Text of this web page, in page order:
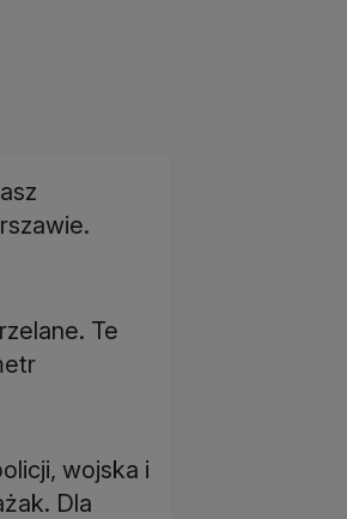
Te
wojska i
Dla